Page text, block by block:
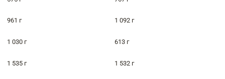
961 г 1 092 г
1 030 г 613 г
1 535 г 1 532 г